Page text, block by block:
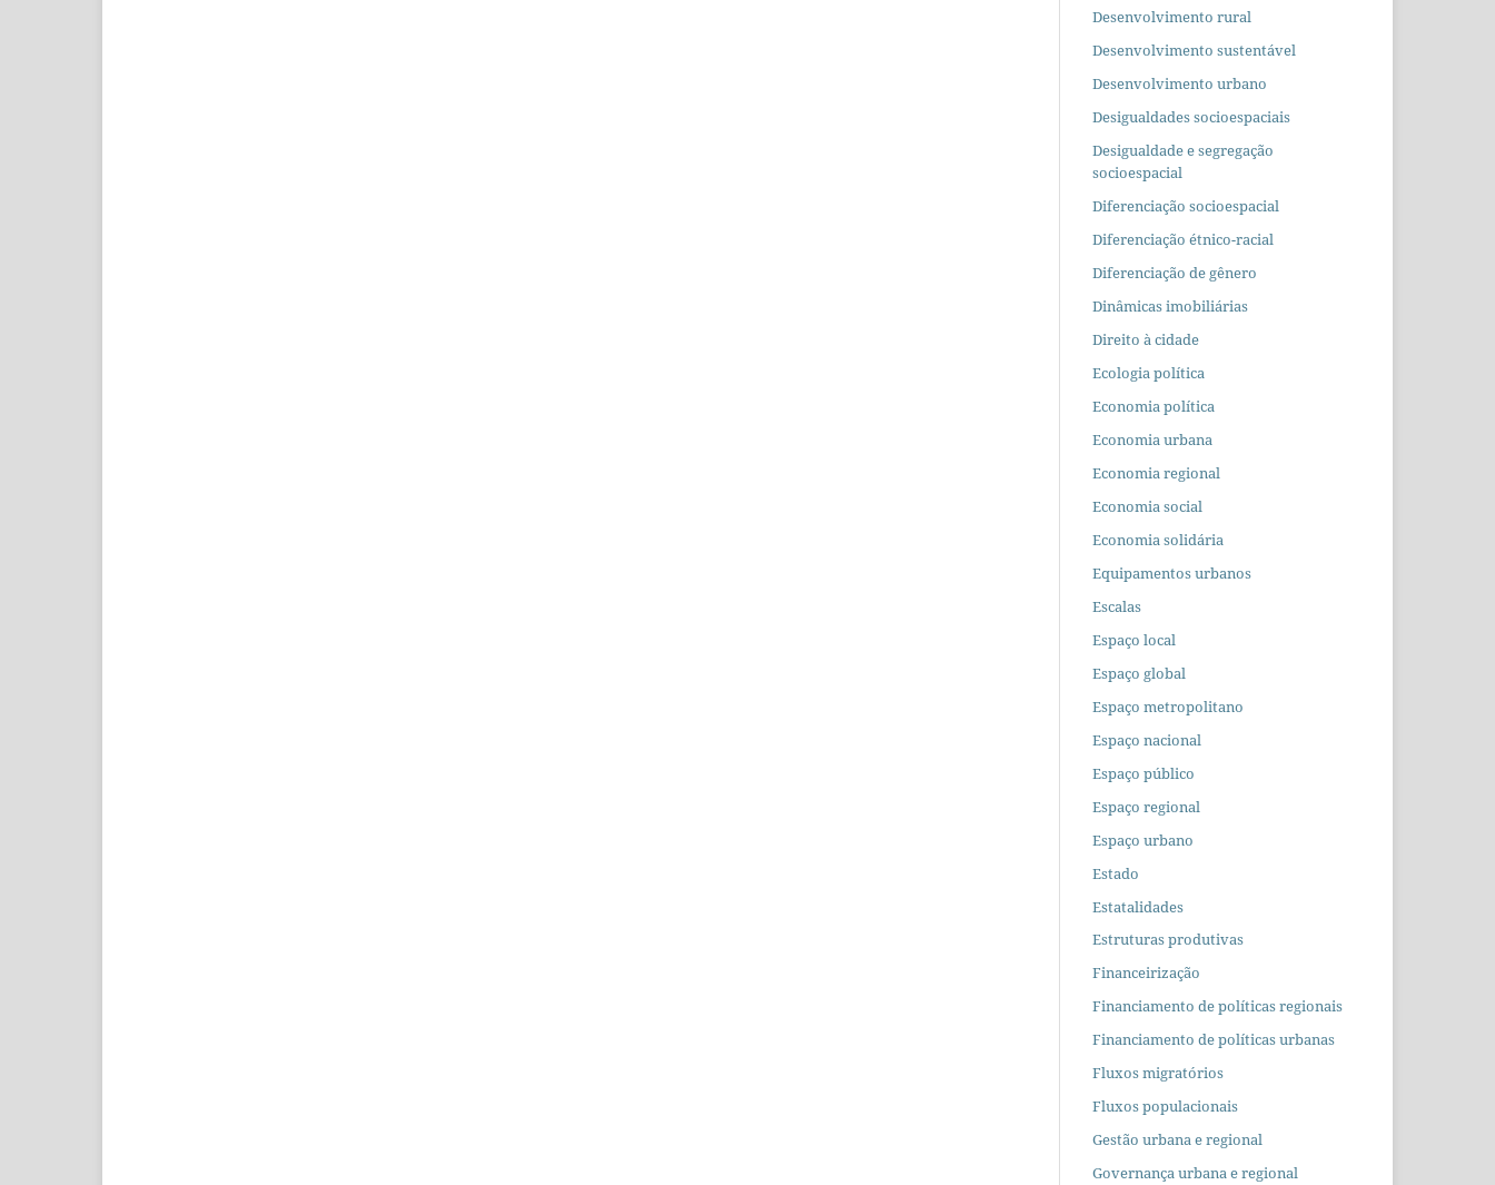
Desenvolvimento rural
Desenvolvimento sustentável
Desenvolvimento urbano
Desigualdades socioespaciais
Desigualdade e segregação
socioespacial
Diferenciação socioespacial
Diferenciação étnico-racial
Diferenciação de gênero
Dinâmicas imobiliárias
Direito à cidade
Ecologia política
Economia política
Economia urbana
Economia regional
Economia social
Economia solidária
Equipamentos urbanos
Escalas
Espaço local
Espaço global
Espaço metropolitano
Espaço nacional
Espaço público
Espaço regional
Espaço urbano
Estado
Estatalidades
Estruturas produtivas
Financeirização
Financiamento de políticas regionais
Financiamento de políticas urbanas
Fluxos migratórios
Fluxos populacionais
Gestão urbana e regional
Governança urbana e regional